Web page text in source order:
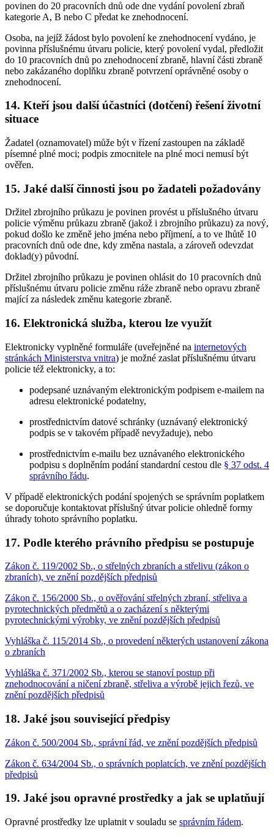
povinen do 20 pracovních dnů ode dne vydání povolení zbraň
kategorie A, B nebo C předat ke znehodnocení.
Osoba, na jejíž žádost bylo povolení ke znehodnocení vydáno, je
povinna příslušnému útvaru policie, který povolení vydal, předložit
do 10 pracovních dnů po znehodnocení zbraně, hlavní části zbraně
nebo zakázaného doplňku zbraně potvrzení oprávněné osoby o
znehodnocení.
14. Kteří jsou další účastníci (dotčení) řešení životní
situace
Žadatel (oznamovatel) může být v řízení zastoupen na základě
písemné plné moci; podpis zmocnitele na plné moci nemusí být
ověřen.
15. Jaké další činnosti jsou po žadateli požadovány
Držitel zbrojního průkazu je povinen provést u příslušného útvaru
policie výměnu průkazu zbraně (jakož i zbrojního průkazu) za nový,
pokud došlo ke změně jeho jména nebo příjmení, a to ve lhůtě 10
pracovních dnů ode dne, kdy změna nastala, a zároveň odevzdat
doklad(y) původní.
Držitel zbrojního průkazu je povinen ohlásit do 10 pracovních dnů
příslušnému útvaru policie změnu ráže zbraně nebo opravu zbraně
mající za následek změnu kategorie zbraně.
16. Elektronická služba, kterou lze využít
Elektronicky vyplněné formuláře (uveřejněné na internetových
stránkách Ministerstva vnitra) je možné zaslat příslušnému útvaru
policie též elektronicky, a to:
podepsané uznávaným elektronickým podpisem e-mailem na
adresu elektronické podatelny,
prostřednictvím datové schránky (uznávaný elektronický
podpis se v takovém případě nevyžaduje), nebo
prostřednictvím e-mailu bez uznávaného elektronického
podpisu s doplněním podání standardní cestou dle § 37 odst. 4
správního řádu.
V případě elektronických podání spojených se správním poplatkem
se doporučuje kontaktovat příslušný útvar policie ohledně formy
úhrady tohoto správního poplatku.
17. Podle kterého právního předpisu se postupuje
Zákon č. 119/2002 Sb., o střelných zbraních a střelivu (zákon o
zbraních), ve znění pozdějších předpisů
Zákon č. 156/2000 Sb., o ověřování střelných zbraní, střeliva a
pyrotechnických předmětů a o zacházení s některými
pyrotechnickými výrobky, ve znění pozdějších předpisů
Vyhláška č. 115/2014 Sb., o provedení některých ustanovení zákona
o zbraních
Vyhláška č. 371/2002 Sb., kterou se stanoví postup při
znehodnocování a ničení zbraně, střeliva a výrobě jejich řezů, ve
znění pozdějších předpisů
18. Jaké jsou související předpisy
Zákon č. 500/2004 Sb., správní řád, ve znění pozdějších předpisů
Zákon č. 634/2004 Sb., o správních poplatcích, ve znění pozdějších
předpisů
19. Jaké jsou opravné prostředky a jak se uplatňují
Opravné prostředky lze uplatnit v souladu se správním řádem.